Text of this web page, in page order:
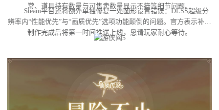
常、道具持有数量与可售卖数量显示不符等细节问题。
Steam平台还将额外单独修复一处图形设置错误：DLSS超级分
辨率内“性能优先”与“画质优先”选项功能颠倒的问题。官方表示补丁
制作完成后将第一时间推送上线，恳请玩家耐心等待。